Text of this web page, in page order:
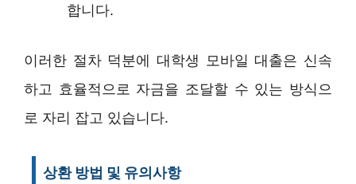
합니다.
이러한 절차 덕분에 대학생 모바일 대출은 신속
하고 효율적으로 자금을 조달할 수 있는 방식으
로 자리 잡고 있습니다.
상환 방법 및 유의사항